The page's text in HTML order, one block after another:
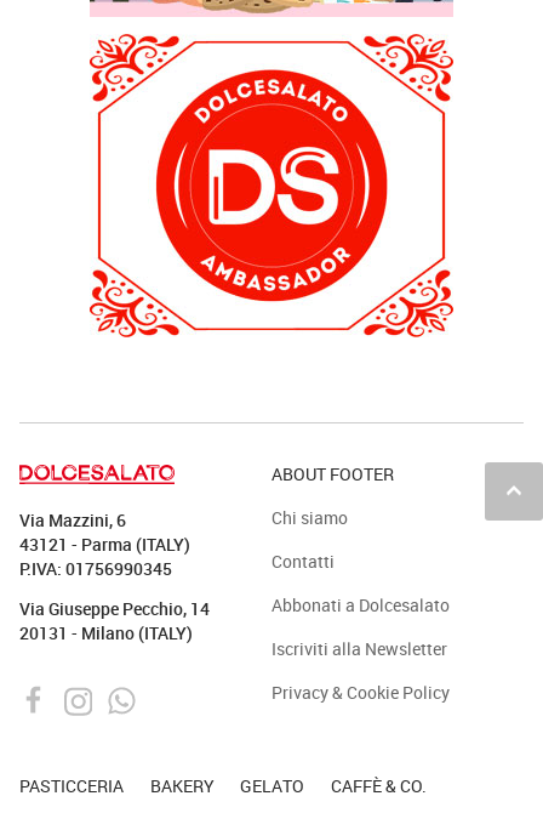
keyboard_arrow_up
Via Mazzini, 6
43121 - Parma (ITALY)
P.IVA: 01756990345
Via Giuseppe Pecchio, 14
20131 - Milano (ITALY)
ABOUT FOOTER
Chi siamo
Contatti
Abbonati a Dolcesalato
Iscriviti alla Newsletter
Privacy & Cookie Policy
PASTICCERIA BAKERY GELATO CAFFÈ & CO.